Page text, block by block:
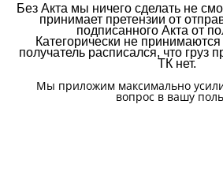
Без Акта мы ничего сделать не
принимает претензии от
подписанного Акта от
Категорически не
получатель расписался, что груз
ТК нет.
Мы приложим максимально
вопрос в вашу